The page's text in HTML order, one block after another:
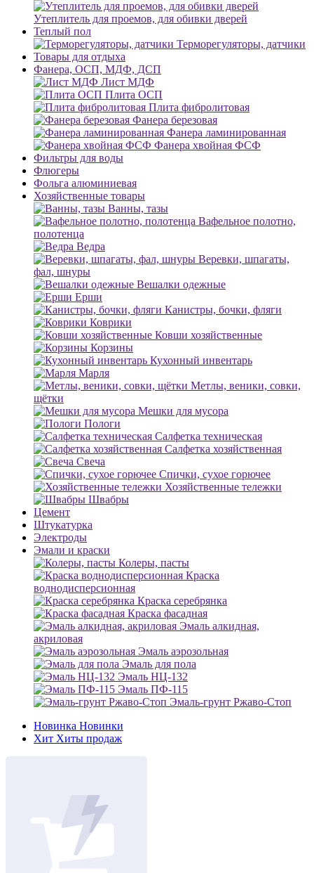
Утеплитель для проемов, для обивки дверей
Теплый пол
Терморегуляторы, датчики
Товары для отдыха
Фанера, ОСП, МДФ, ДСП
Лист МДФ
Плита ОСП
Плита фибролитовая
Фанера березовая
Фанера ламинированная
Фанера хвойная ФСФ
Фильтры для воды
Флюгеры
Фольга алюминиевая
Хозяйственные товары
Ванны, тазы
Вафельное полотно,
полотенца
Ведра
Веревки, шпагаты,
фал, шнуры
Вешалки одежные
Ерши
Канистры, бочки, фляги
Коврики
Ковши хозяйственные
Корзины
Кухонный инвентарь
Марля
Метлы, веники, совки,
щётки
Мешки для мусора
Пологи
Салфетка техническая
Салфетка хозяйственная
Свеча
Спички, сухое горючее
Хозяйственные тележки
Швабры
Цемент
Штукатурка
Электроды
Эмали и краски
Колеры, пасты
Краска
воднодисперсионная
Краска серебрянка
Краска фасадная
Эмаль алкидная,
акриловая
Эмаль аэрозольная
Эмаль для пола
Эмаль НЦ-132
Эмаль ПФ-115
Эмаль-грунт Ржаво-Стоп
Новинка Новинки
Хит Хиты продаж